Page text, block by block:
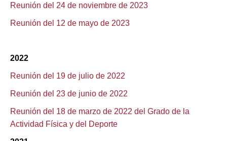
Reunión del 24 de noviembre de 2023
Reunión del 12 de mayo de 2023
2022
Reunión del 19 de julio de 2022
Reunión del 23 de junio de 2022
Reunión del 18 de marzo de 2022 del Grado de la
Actividad Física y del Deporte